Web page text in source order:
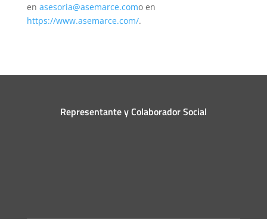
en asesoria@asemarce.como en
https://www.asemarce.com/.
Representante y Colaborador Social